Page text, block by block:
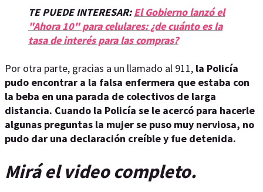
TE PUEDE INTERESAR:El Gobierno lanzó el
"Ahora 10" para celulares: ¿de cuánto es la
tasa de interés para las compras?
Por otra parte, gracias a un llamado al 911, la Policía
pudo encontrar a la falsa enfermera que estaba con
la beba en una parada de colectivos de larga
distancia. Cuando la Policía se le acercó para hacerle
algunas preguntas la mujer se puso muy nerviosa, no
pudo dar una declaración creíble y fue detenida.
Mirá el video completo.